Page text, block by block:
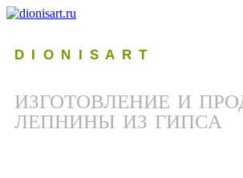
D I O N I S A R T
ИЗГОТОВЛЕНИЕ И
ЛЕПНИНЫ ИЗ ГИПСА